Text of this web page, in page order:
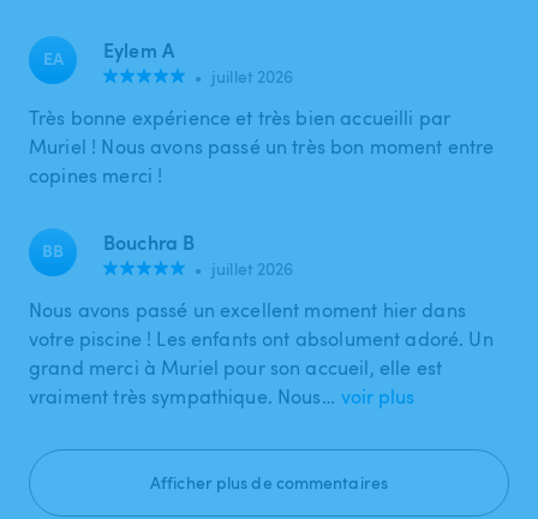
EA Eylem A
• juillet 2026
Très bonne expérience et très bien accueilli par
Muriel ! Nous avons passé un très bon moment entre
copines merci !
BB Bouchra B
• juillet 2026
Nous avons passé un excellent moment hier dans
votre piscine ! Les enfants ont absolument adoré. Un
grand merci à Muriel pour son accueil, elle est
vraiment très sympathique. Nous… voir plus
Afficher plus de commentaires